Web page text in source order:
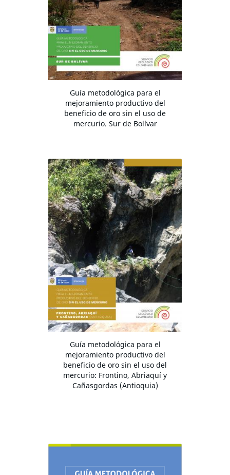
Guía metodológica para el
mejoramiento productivo del
beneficio de oro sin el uso de
mercurio. Sur de Bolívar
Guía metodológica para el
mejoramiento productivo del
beneficio de oro sin el uso del
mercurio: Frontino, Abriaquí y
Cañasgordas (Antioquia)